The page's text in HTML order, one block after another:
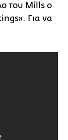
του Mills ο
Για να